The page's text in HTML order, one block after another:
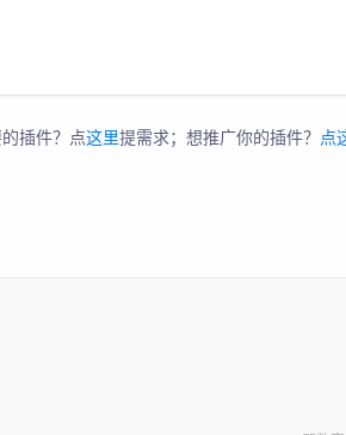
插件？点这里提需求；想推广你的插件？ 点